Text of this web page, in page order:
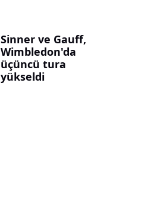
Sinner ve Gauff,
Wimbledon'da
üçüncü tura
yükseldi